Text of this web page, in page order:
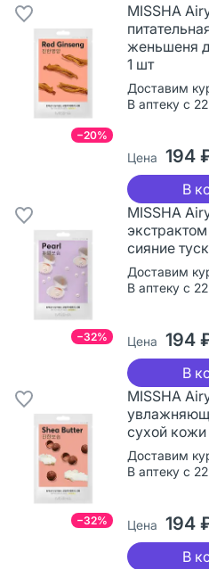
−20%
MISSHA
женьшеня
1 шт
Доставим
В аптеку с
Цена 194
В
−32%
MISSHA
сияние
Доставим
В аптеку с
Цена 194
В
−32%
MISSHA
сухой кожи
Доставим
В аптеку с
Цена 194
В